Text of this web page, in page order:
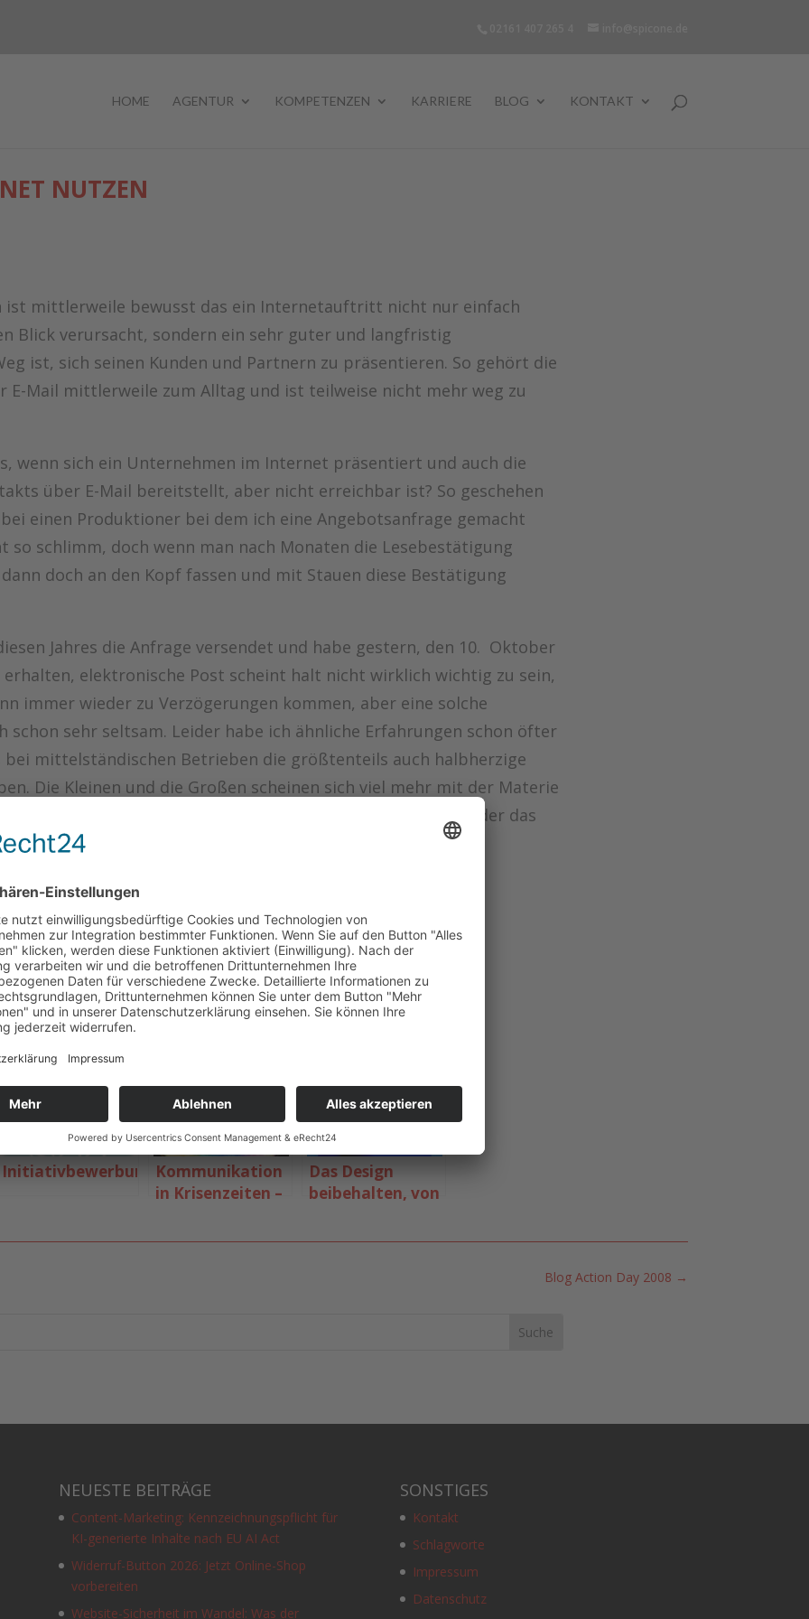
HOME AGENTUR KOMPETENZEN KARRIERE BLOG KONTAKT
NUTZEN
ist mittlerweile bewusst das ein Internetauftritt nicht nur einfach
Blick verursacht, sondern ein sehr guter und langfristig
ist, sich seinen Kunden und Partnern zu präsentieren. So gehört die
E-Mail mittlerweile zum Alltag und ist teilweise nicht mehr weg zu
wenn sich ein Unternehmen im Internet präsentiert und auch die
über E-Mail bereitstellt, aber nicht erreichbar ist? So geschehen
bei einen Produktioner bei dem ich eine Angebotsanfrage gemacht
so schlimm, doch wenn man nach Monaten die Lesebestätigung
doch an den Kopf fassen und mit Stauen diese Bestätigung
Jahres die Anfrage versendet und habe gestern, den 10. Oktober
elektronische Post scheint halt nicht wirklich wichtig zu sein,
immer wieder zu Verzögerungen kommen, aber eine solche
schon sehr seltsam. Leider habe ich ähnliche Erfahrungen schon öfter
bei mittelständischen Betrieben die größtenteils auch halbherzige
Die Kleinen und die Großen scheinen sich viel mehr mit der Materie
Mittelstand und um noch einen drauf zu setzen, kein Wunder das
verschwindet …
teilen teilen teilen merken
teilen teilen
Initiativbewerbung
Kommunikation
in Krisenzeiten –
Chance
Das Design
beibehalten, von
digital.
Blog Action Day 2008 →
NEUESTE BEITRÄGE
Content-Marketing: Kennzeichnungspflicht für
KI-generierte Inhalte nach EU AI Act
Widerruf-Button 2026: Jetzt Online-Shop
vorbereiten
Website-Sicherheit im Wandel: Was der
SONSTIGES
Kontakt
Schlagworte
Impressum
Datenschutz